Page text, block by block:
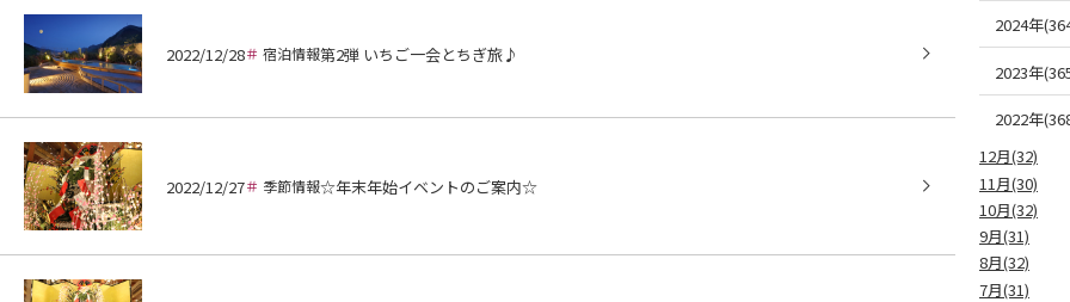
2022/12/28 宿泊情報第2弾 いちご一会とちぎ旅♪
2022/12/27 季節情報☆年末年始イベントのご案内☆
2024年
2023年
2022年
12月(32)
11月(30)
10月(32)
9月(31)
8月(32)
7月(31)